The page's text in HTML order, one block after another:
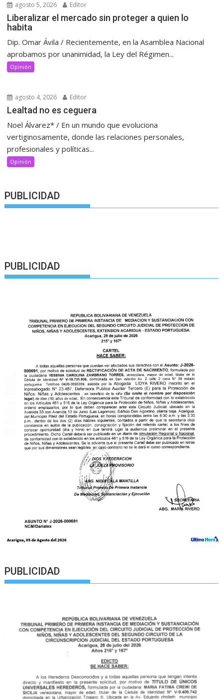
agosto 5, 2026 Editor
Liberalizar el mercado sin proteger a quien lo
habita
Dip. Omar Ávila / Recientemente, en la Asamblea Nacional
aprobamos por unanimidad, la Ley del Régimen...
Opinión
agosto 4, 2026 Editor
Lealtad no es ceguera
Noel Álvarez* / En un mundo que evoluciona
vertiginosamente, donde las relaciones personales,
profesionales y políticas...
Opinión
PUBLICIDAD
PUBLICIDAD
PUBLICIDAD